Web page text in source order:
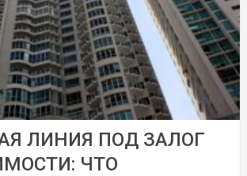
ЛИНИЯ ПОД ЗАЛОГ
ЧТО